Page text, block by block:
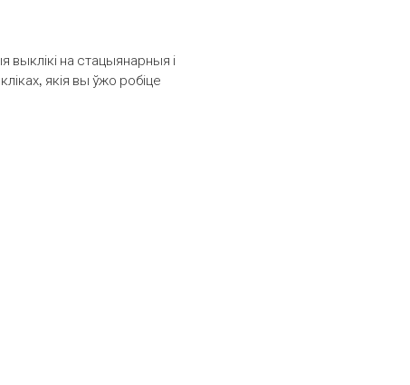
на стацыянарныя і
якія вы ўжо робіце